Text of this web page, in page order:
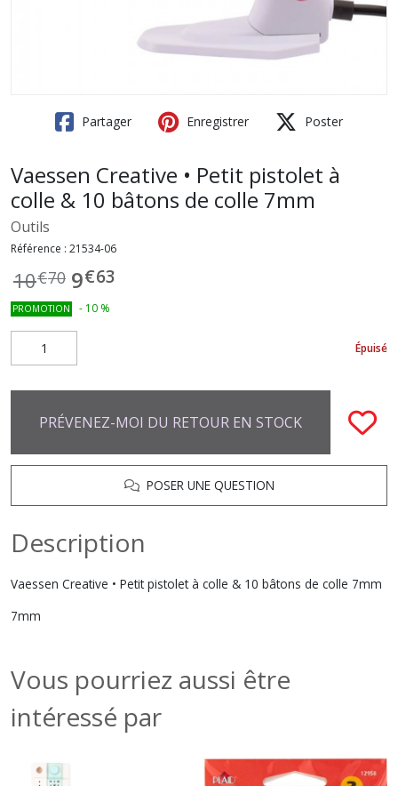
Partager Enregistrer Poster
Vaessen Creative • Petit pistolet à
colle & 10 bâtons de colle 7mm
Outils
Référence : 21534-06
10€70 9€63
PROMOTION - 10 %
Épuisé
PRÉVENEZ-MOI DU RETOUR EN STOCK
POSER UNE QUESTION
Description
Vaessen Creative • Petit pistolet à colle & 10 bâtons de colle 7mm
7mm
Vous pourriez aussi être
intéressé par